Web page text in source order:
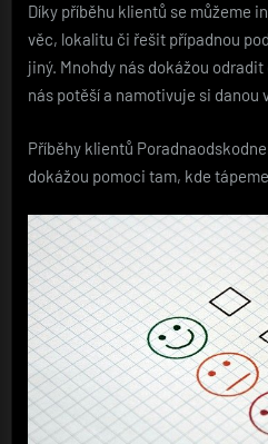
Díky příběhu klientů se můžeme
věc, lokalitu či řešit případnou
jiný. Mnohdy nás dokážou
nás potěší a namotivuje si danou
Příběhy klientů
dokážou pomoci tam, kde